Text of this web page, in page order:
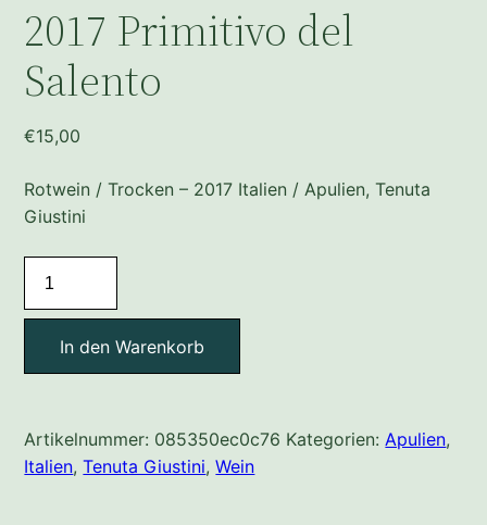
2017 Primitivo del
Salento
€15,00
Rotwein / Trocken – 2017 Italien / Apulien, Tenuta
Giustini
Primitivo
del
Salento
Menge
In den Warenkorb
Artikelnummer: 085350ec0c76 Kategorien:Apulien,
Italien,Tenuta Giustini,Wein